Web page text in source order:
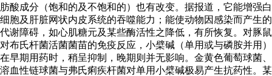
肪酸成分（饱和的及不饱和的）也有改变。据报道，它能增强白
细胞及肝脏网状内皮系统的吞噬能力；能使动物因感染而产生的
代谢障碍，如心肌糖元及某些酶活性之降低，有所恢复。对豚鼠
对布氏杆菌活菌菌苗的免疫反应，小檗碱（单用或与磷胺并用）
在早期用药时，稍呈抑制，晚期则并无影响。金黄色葡萄球菌、
溶血性链球菌与弗氏痢疾杆菌对单用小檗碱极易产生抗药性。某